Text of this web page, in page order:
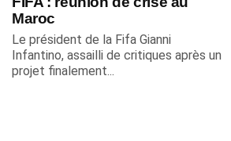
Maroc
Le président de la Fifa Gianni
Infantino, assailli de critiques après un
projet finalement...